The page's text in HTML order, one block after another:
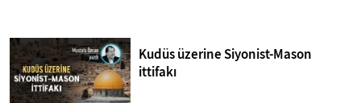
Kudüs üzerine Siyonist-Mason
ittifakı